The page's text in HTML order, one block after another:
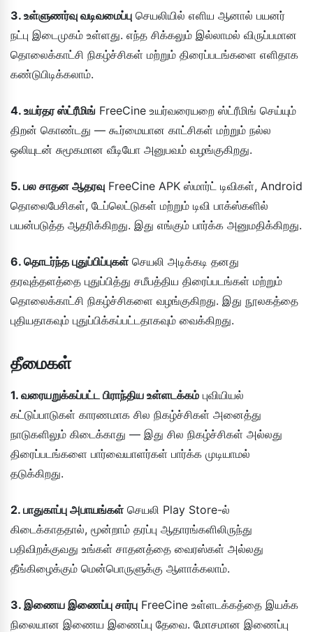
3. உள்ளுணர்வு வடிவமைப்பு செயலியில் எளிய ஆனால் பயனர்
நட்பு இடைமுகம் உள்ளது. எந்த சிக்கலும் இல்லாமல் விருப்பமான
தொலைக்காட்சி நிகழ்ச்சிகள் மற்றும் திரைப்படங்களை எளிதாக
கண்டுபிடிக்கலாம்.
4. உயர்தர ஸ்ட்ரீமிங் FreeCine உயர்வரையறை ஸ்ட்ரீமிங் செய்யும்
திறன் கொண்டது — கூர்மையான காட்சிகள் மற்றும் நல்ல
ஒலியுடன் சுமூகமான வீடியோ அனுபவம் வழங்குகிறது.
5. பல சாதன ஆதரவு FreeCine APK ஸ்மார்ட் டிவிகள், Android
தொலைபேசிகள், டேப்லெட்டுகள் மற்றும் டிவி பாக்ஸ்களில்
பயன்படுத்த ஆதரிக்கிறது. இது எங்கும் பார்க்க அனுமதிக்கிறது.
6. தொடர்ந்த புதுப்பிப்புகள் செயலி அடிக்கடி தனது
தரவுத்தளத்தை புதுப்பித்து சமீபத்திய திரைப்படங்கள் மற்றும்
தொலைக்காட்சி நிகழ்ச்சிகளை வழங்குகிறது. இது நூலகத்தை
புதியதாகவும் புதுப்பிக்கப்பட்டதாகவும் வைக்கிறது.
தீமைகள்
1. வரையறுக்கப்பட்ட பிராந்திய உள்ளடக்கம் புவியியல்
கட்டுப்பாடுகள் காரணமாக சில நிகழ்ச்சிகள் அனைத்து
நாடுகளிலும் கிடைக்காது — இது சில நிகழ்ச்சிகள் அல்லது
திரைப்படங்களை பார்வையாளர்கள் பார்க்க முடியாமல்
தடுக்கிறது.
2. பாதுகாப்பு அபாயங்கள் செயலி Play Store-ல்
கிடைக்காததால், மூன்றாம் தரப்பு ஆதாரங்களிலிருந்து
பதிவிறக்குவது உங்கள் சாதனத்தை வைரஸ்கள் அல்லது
தீங்கிழைக்கும் மென்பொருளுக்கு ஆளாக்கலாம்.
3. இணைய இணைப்பு சார்பு FreeCine உள்ளடக்கத்தை இயக்க
நிலையான இணைய இணைப்பு தேவை. மோசமான இணைப்பு